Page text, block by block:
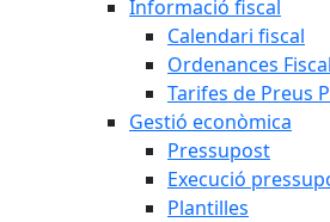
Informació fiscal
Calendari fiscal
Ordenances
Tarifes de Preus
Gestió econòmica
Pressupost
Execució
Plantilles